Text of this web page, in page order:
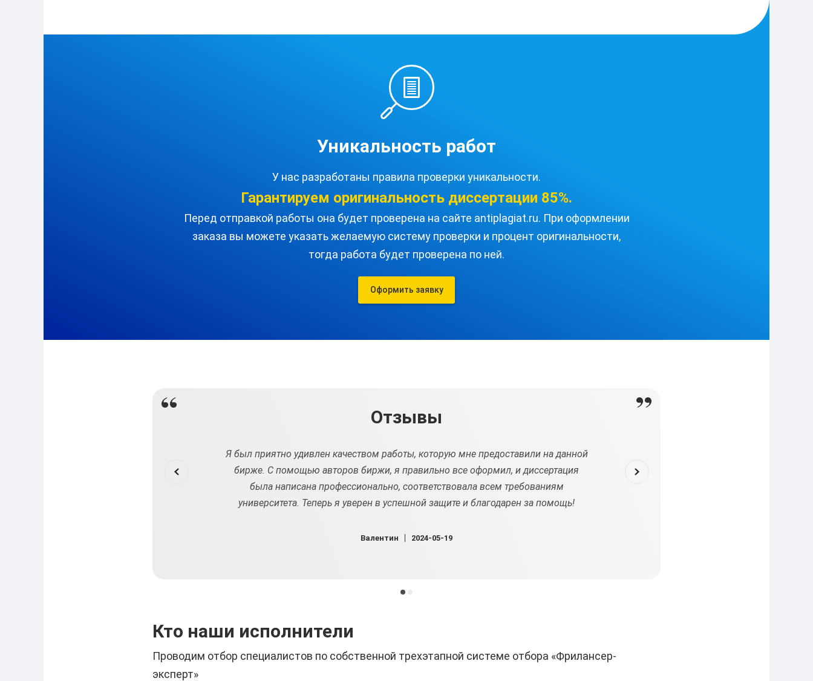
Уникальность работ
У нас разработаны правила проверки уникальности.
Гарантируем оригинальность диссертации 85%.
Перед отправкой работы она будет проверена на сайте antiplagiat.ru. При оформлении
заказа вы можете указать желаемую систему проверки и процент оригинальности,
тогда работа будет проверена по ней.
Оформить заявку
Отзывы
материалы и наработки у меня были готовы.
Я был приятно удивлен качеством работы, которую мне предоставили на данной
бирже. С помощью авторов биржи, я правильно все оформил, и диссертация
была написана профессионально, соответствовала всем требованиям
университета. Теперь я уверен в успешной защите и благодарен за помощь!
Валентин 2024-05-19
диссертации, тем более, что все материалы
Кто наши исполнители
Проводим отбор специалистов по собственной трехэтапной системе отбора «Фрилансер-
эксперт»